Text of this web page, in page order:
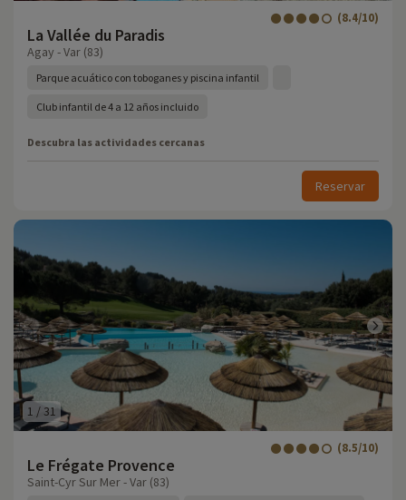
La Vallée du Paradis
(8.4/10)
Agay - Var (83)
Parque acuático con toboganes y piscina infantil
Club infantil de 4 a 12 años incluido
Descubra las actividades cercanas
Reservar
1 /31
Le Frégate Provence
(8.5/10)
Saint-Cyr Sur Mer - Var (83)